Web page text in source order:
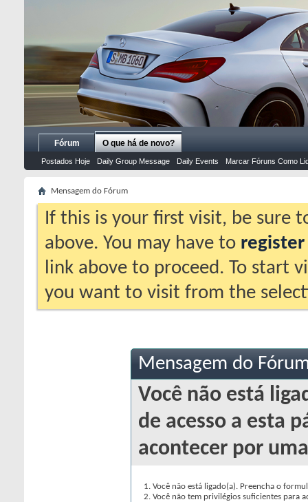
Fórum O que há de novo?
Postados Hoje Daily Group Message Daily Events Marcar Fóruns Como
Mensagem do Fórum
If this is your first visit, be sure
above. You may have to register
link above to proceed. To start
you want to visit from the
Mensagem do
Você não está
de acesso a esta
acontecer por
Você não está ligado(a). Preencha o
Você não tem privilégios suficientes para